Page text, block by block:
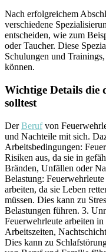
Nach erfolgreichem
verschiedene
entscheiden, wie zum
oder Taucher. Diese
Schulungen und
können.
Wichtige Details die
solltest
DerBerufvon
und Nachteile mit sich.
Arbeitsbedingungen:
Risiken aus, da sie in
Bränden, Unfällen oder
Belastung:
arbeiten, da sie Leben
müssen. Dies kann zu
Belastungen führen. 3.
Feuerwehrleute arbeiten
Arbeitszeiten,
Dies kann zu